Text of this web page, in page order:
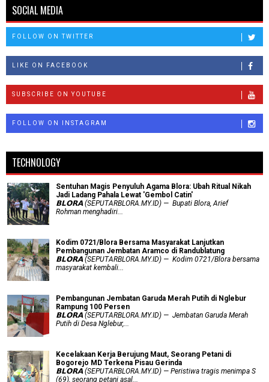
SOCIAL MEDIA
FOLLOW ON TWITTER
LIKE ON FACEBOOK
SUBSCRIBE ON YOUTUBE
FOLLOW ON INSTAGRAM
TECHNOLOGY
Sentuhan Magis Penyuluh Agama Blora: Ubah Ritual Nikah
Jadi Ladang Pahala Lewat 'Gembol Catin'
𝗕𝗟𝗢𝗥𝗔 (SEPUTARBLORA.MY.ID) — Bupati Blora, Arief
Rohman menghadiri...
Kodim 0721/Blora Bersama Masyarakat Lanjutkan
Pembangunan Jembatan Aramco di Randublatung
𝗕𝗟𝗢𝗥𝗔 (SEPUTARBLORA.MY.ID) — Kodim 0721/Blora bersama
masyarakat kembali...
Pembangunan Jembatan Garuda Merah Putih di Nglebur
Rampung 100 Persen
𝗕𝗟𝗢𝗥𝗔 (SEPUTARBLORA.MY.ID) — Jembatan Garuda Merah
Putih di Desa Nglebur,...
Kecelakaan Kerja Berujung Maut, Seorang Petani di
Bogorejo MD Terkena Pisau Gerinda
𝗕𝗟𝗢𝗥𝗔 (SEPUTARBLORA.MY.ID) — Peristiwa tragis menimpa S
(69), seorang petani asal...